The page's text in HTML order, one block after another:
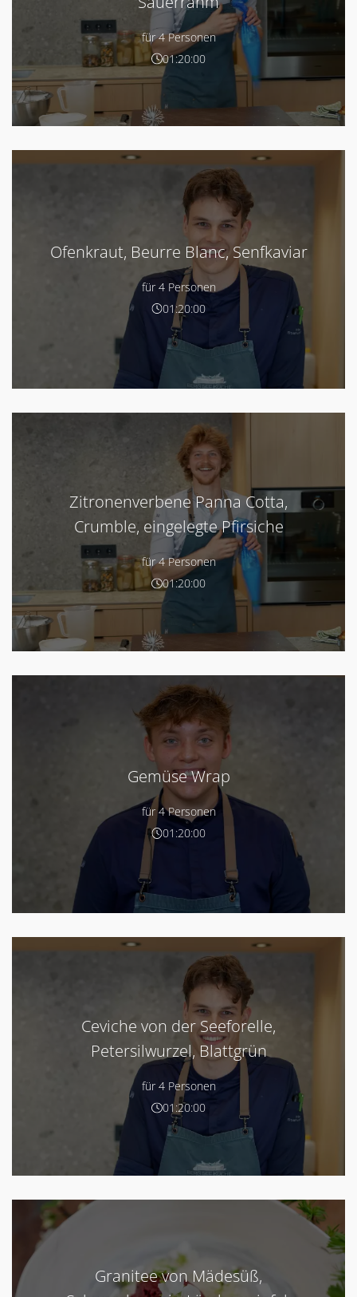
für 4 Personen
01:20:00
Ofenkraut, Beurre Blanc, Senfkaviar
für 4 Personen
01:20:00
Zitronenverbene Panna Cotta,
Crumble, eingelegte Pfirsiche
für 4 Personen
01:20:00
Gemüse Wrap
für 4 Personen
01:20:00
Ceviche von der Seeforelle,
Petersilwurzel, Blattgrün
für 4 Personen
01:20:00
Granitee von Mädesüß,